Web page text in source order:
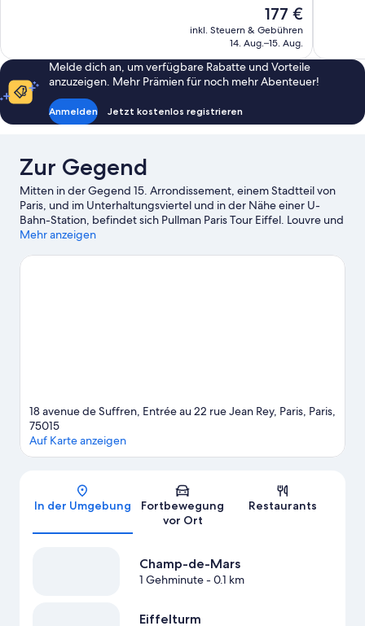
Der
Preis
beträgt
177 €
inkl. Steuern & Gebühren
14. Aug.–15. Aug.
Melde dich an, um verfügbare Rabatte und Vorteile
anzuzeigen. Mehr Prämien für noch mehr Abenteuer!
Anmelden Jetzt kostenlos registrieren
Zur Gegend
Mitten in der Gegend 15. Arrondissement, einem Stadtteil von
Paris, und im Unterhaltungsviertel und in der Nähe einer U-
Bahn-Station, befindet sich Pullman Paris Tour Eiffel. Louvre und
Opéra Garnier sind Höhepunkte für kulturell interessierte
der Region Folgendes zählt: Triumphbogen und Notre-Dame.
Mehr anzeigen
18 avenue de Suffren, Entrée au 22 rue Jean Rey, Paris, Paris,
75015
Auf Karte anzeigen
In der Umgebung
Fortbewegung
vor Ort
Restaurants
Champ-de-Mars
1 Gehminute- 0.1 km
Eiffelturm